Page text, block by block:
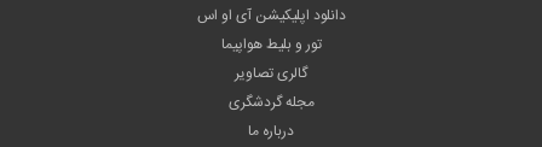
دانلود اپلیکیشن آی او اس
تور و بلیط هواپیما
گالری تصاویر
مجله گردشگری
درباره ما